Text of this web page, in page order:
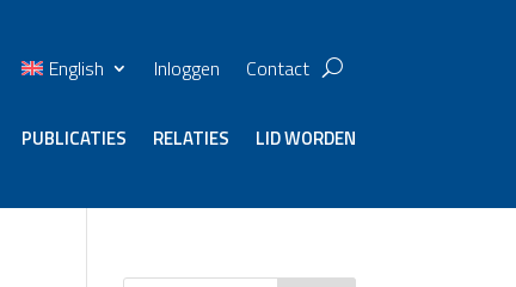
English Inloggen Contact
PUBLICATIES RELATIES LID WORDEN